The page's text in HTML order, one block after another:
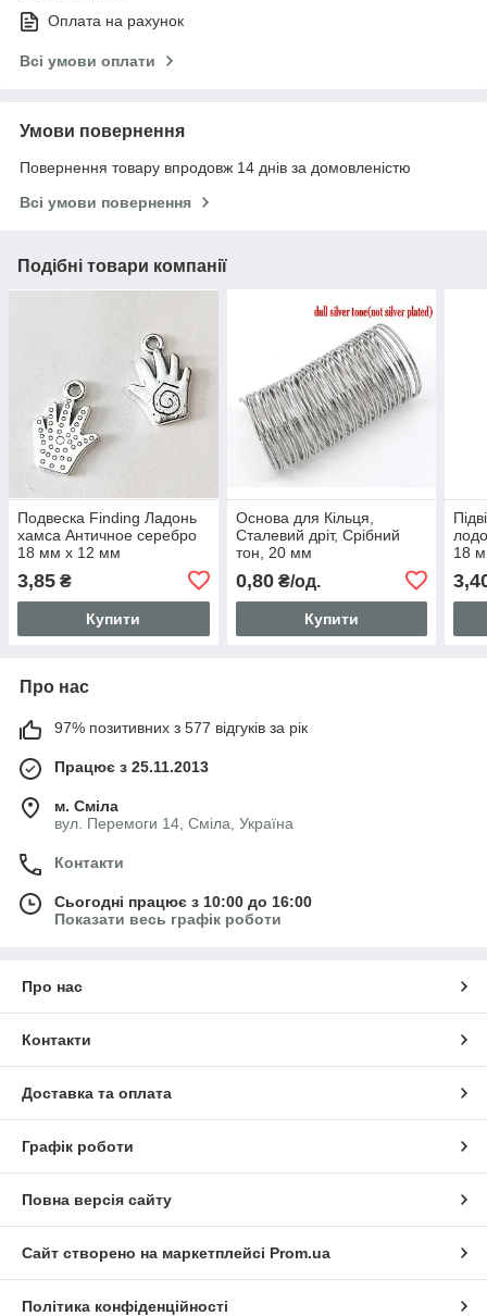
Оплата на рахунок
Всі умови оплати
Умови повернення
Повернення товару впродовж 14 днів за домовленістю
Всі умови повернення
Подібні товари компанії
Подвеска Finding Ладонь
хамса Античное серебро
18 мм x 12 мм
3,85 ₴
Купити
Основа для Кільця,
Сталевий дріт, Срібний
тон, 20 мм
0,80₴/од.
Купити
18
Про нас
97% позитивних з 577 відгуків за рік
Працює з 25.11.2013
м. Сміла
вул. Перемоги 14, Сміла, Україна
Контакти
Сьогодні працює з 10:00 до 16:00
Показати весь графік роботи
Про нас
Контакти
Доставка та оплата
Графік роботи
Повна версія сайту
Сайт створено на маркетплейсі Prom.ua
Політика конфіденційності